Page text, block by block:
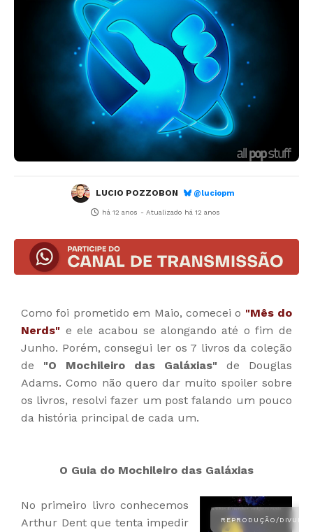
LUCIO POZZOBON @luciopm
há 12 anos - Atualizado há 12 anos
Como foi prometido em Maio, comecei o "Mês do
Nerds" e ele acabou se alongando até o fim de
Junho. Porém, consegui ler os 7 livros da coleção
de "O Mochileiro das Galáxias" de Douglas
Adams. Como não quero dar muito spoiler sobre
os livros, resolvi fazer um post falando um pouco
da história principal de cada um.
O Guia do Mochileiro das Galáxias
No primeiro livro conhecemos
Arthur Dent que tenta impedir